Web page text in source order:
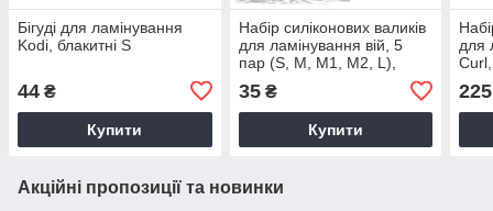
Бігуді для ламінування
Kodi, блакитні S
44 ₴
Купити
Набір силіконових валиків
для ламінування вій, 5
пар (S, M, M1, M2, L),
35₴
Купити
для
225
Акційні пропозиції та новинки